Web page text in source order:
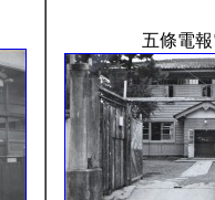
五條電